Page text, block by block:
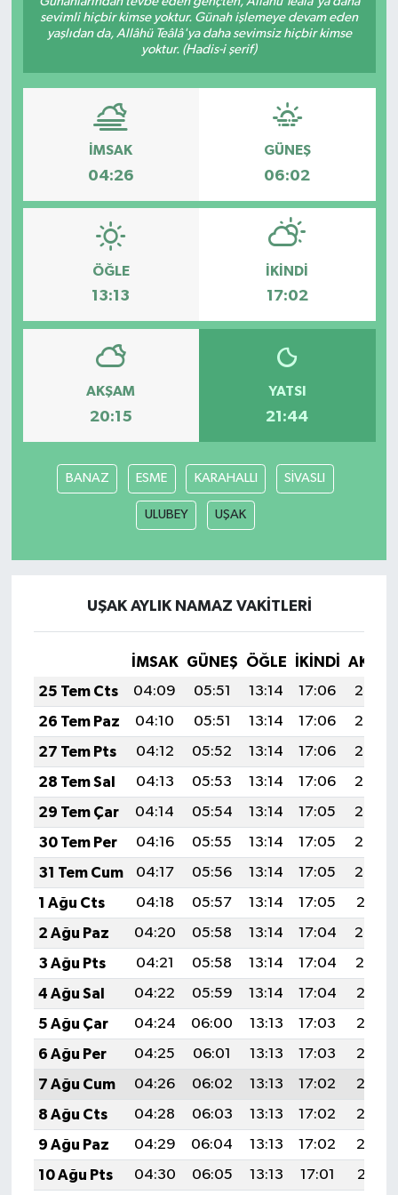
sevimli hiçbir kimse yoktur. Günah işlemeye devam eden
yaşlıdan da, Allâhü Teâlâ'ya daha sevimsiz hiçbir kimse
yoktur. (Hadis-i şerif)
İMSAK
04:26
GÜNEŞ
06:02
ÖĞLE
13:13
İKINDI
17:02
AKŞAM
20:15
YATSI
21:44
BANAZ ESME KARAHALLI SİVASLI
ULUBEY UŞAK
UŞAK AYLIK NAMAZ VAKITLERI
İMSAK GÜNEŞ ÖĞLE İKINDI
25 Tem Cts
04:09 05:51 13:14 17:06
20:27
26 Tem Paz
04:10 05:51 13:14 17:06
20:26
27 Tem Pts
04:12 05:52 13:14 17:06
20:26
28 Tem Sal
04:13 05:53 13:14 17:06
20:25
29 Tem Çar
04:14 05:54 13:14 17:05
20:24
30 Tem Per
04:16 05:55 13:14 17:05
20:23
31 Tem Cum
04:17 05:56 13:14 17:05
20:22
1 Ağu Cts
04:18 05:57 13:14 17:05
20:21
2 Ağu Paz
04:20 05:58 13:14 17:04
20:20
3 Ağu Pts
04:21 05:58 13:14 17:04
20:19
4 Ağu Sal
04:22 05:59 13:14 17:04
20:18
5 Ağu Çar
04:24 06:00 13:13 17:03
20:17
6 Ağu Per
04:25 06:01 13:13 17:03
20:16
7 Ağu Cum
04:26 06:02 13:13 17:02
20:15
8 Ağu Cts
04:28 06:03 13:13 17:02
20:13
9 Ağu Paz
04:29 06:04 13:13 17:02
20:12
10 Ağu Pts
04:30 06:05 13:13 17:01
20:11
KÜLTÜR SANAT
MAGAZİN
SAĞLIK
SİYASET
SPOR
VİZYONDAKİLER
YAŞAM